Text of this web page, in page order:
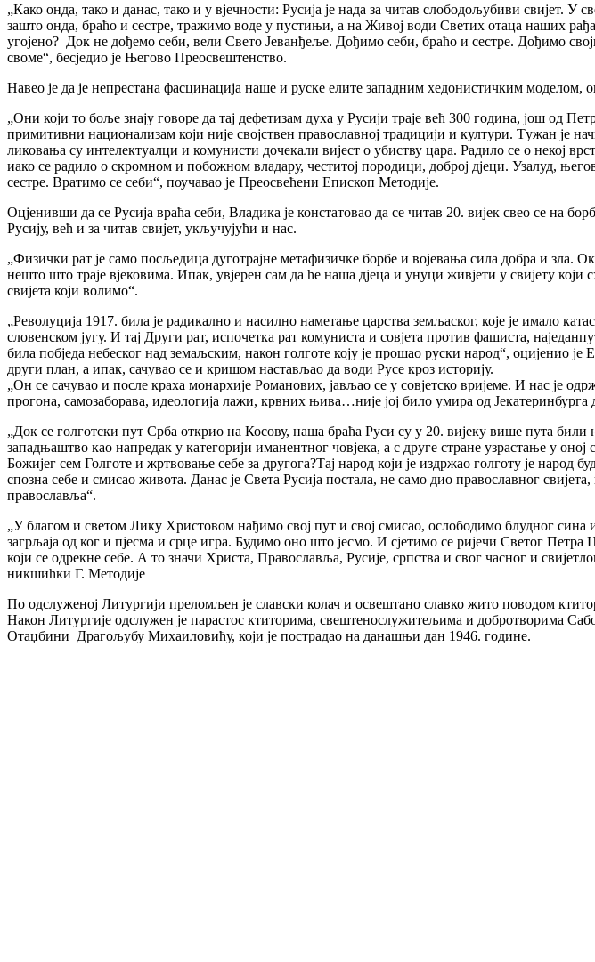
„Како онда, тако и данас, тако и у вјечности: Русија је нада за читав слободољубиви свијет. У
зашто онда, браћо и сестре, тражимо воде у пустињи, а на Живој води Светих отаца наших
угојено? Док не дођемо себи, вели Свето Јеванђеље. Дођимо себи, браћо и сестре. Дођимо
своме“, бесједио је Његово Преосвештенство.
Навео је да је непрестана фасцинација наше и руске елите западним хедонистичким моделом,
„Они који то боље знају говоре да тај дефетизам духа у Русији траје већ 300 година, још од
примитивни национализам који није својствен православној традицији и култури. Tужан је
ликовања су интелектуалци и комунисти дочекали вијест о убиству цара. Радило се о некој
иако се радило о скромном и побожном владару, честитој породици, доброј дјеци. Узалуд,
сестре. Вратимо се себи“, поучавао је Преосвећени Епископ Методије.
Оцјенивши да се Русија враћа себи, Владика је констатовао да се читав 20. вијек свео се на
Русију, већ и за читав свијет, укључујући и нас.
„Физички рат је само посљедица дуготрајне метафизичке борбе и војевања сила добра и зла.
нешто што траје вјековима. Ипак, увјерен сам да ће наша дјеца и унуци живјети у свијету
свијета који волимо“.
„Револуција 1917. била је радикално и насилно наметање царства земљаског, које је имало
словенском југу. И тај Други рат, испочетка рат комуниста и совјета против фашиста,
била побједа небеског над земаљским, након голготе коју је прошао руски народ“, оцијенио
други план, а ипак, сачувао се и кришом настављао да води Русе кроз историју.
„Он се сачувао и после краха монархије Романових, јављао се у совјетско вријеме. И нас је
прогона, самозаборава, идеологија лажи, крвних њива…није јој било умира од Јекатеринбурга
„Док се голготски пут Срба открио на Косову, наша браћа Руси су у 20. вијеку више пута
западњаштво као напредак у категорији иманентног човјека, а с друге стране узрастање у
Божијег сем Голготе и жртвовање себе за другога?Тај народ који је издржао голготу је народ
спозна себе и смисао живота. Данас је Света Русија постала, не само дио православног
православља“.
„У благом и светом Лику Христовом нађимо свој пут и свој смисао, ослободимо блудног
загрљаја од ког и пјесма и срце игра. Будимо оно што јесмо. И сјетимо се ријечи Светог
који се одрекне себе. А то значи Христа, Православља, Русије, српства и свог часног и
никшићки Г. Методије
По одслуженој Литургији преломљен је славски колач и освештано славко жито поводом
Након Литургије одслужен је парастос ктиторима, свештенослужитељима и добротворима
Отаџбини Драгољубу Михаиловићу, који је пострадао на данашњи дан 1946. године.